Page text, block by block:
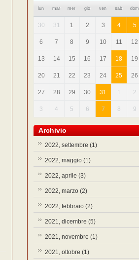
lun mar mer gio ven sab dom
30 31 1 2 3 4 5
6 7 8 9 10 11 12
13 14 15 16 17 18 19
20 21 22 23 24 25 26
27 28 29 30 31 1 2
3 4 5 6 7 8 9
Archivio
2022, settembre (1)
2022, maggio (1)
2022, aprile (3)
2022, marzo (2)
2022, febbraio (2)
2021, dicembre (5)
2021, novembre (1)
2021, ottobre (1)